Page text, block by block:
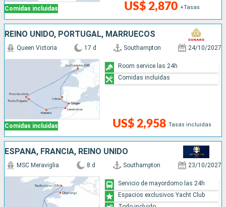
Comidas incluidas US$ 2,870 +Tasas
REINO UNIDO, PORTUGAL, MARRUECOS
Comidas incluidas
Queen Victoria 17 d Southampton 24/10/2027
US$ 2,958 Tasas incluidas
Room service las 24h
Comidas incluidas
ESPAÑA, FRANCIA, REINO UNIDO
MSC Meraviglia 8 d Southampton 23/10/2027
Servicio de mayordomo las 24h
Espacios exclusivos Yacht Club